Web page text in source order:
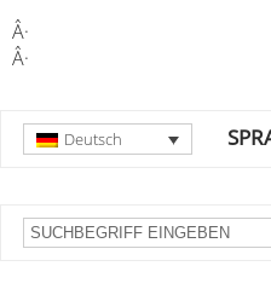
Â·
Â·
Deutsch